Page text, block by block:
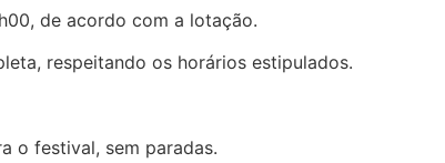
de acordo com a lotação.
respeitando os horários estipulados.
o festival, sem paradas.